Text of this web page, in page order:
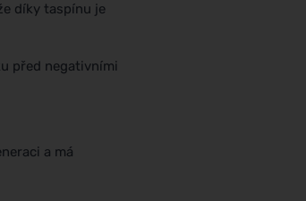
díky taspínu je
před negativními
a má